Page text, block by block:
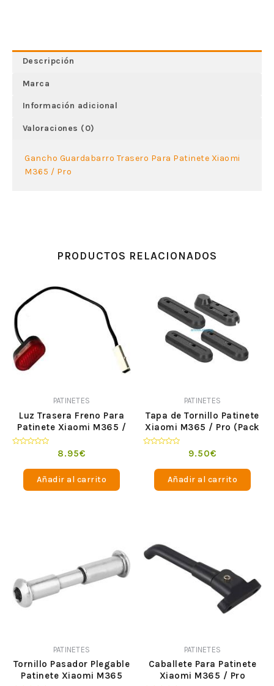
Descripción
Marca
Información adicional
Valoraciones (0)
Gancho Guardabarro Trasero Para Patinete Xiaomi
M365 / Pro
PRODUCTOS RELACIONADOS
PATINETES
Luz Trasera Freno Para
Patinete Xiaomi M365 /
8.95€
Añadir al carrito
PATINETES
Tapa de Tornillo Patinete
Xiaomi M365 / Pro (Pack
9.50€
Añadir al carrito
PATINETES
Tornillo Pasador Plegable
Patinete Xiaomi M365
PATINETES
Caballete Para Patinete
Xiaomi M365 / Pro